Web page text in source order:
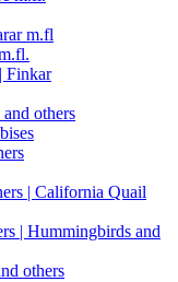
m.fl
Finkar
others
| California Quail
| Hummingbirds and
others